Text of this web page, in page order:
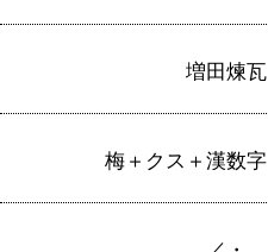
増田煉瓦
梅＋クス＋漢数字